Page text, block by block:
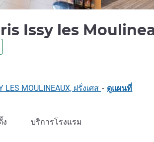
Issy les
MOULINEAUX, ฝรั่งเศส - ดูแผนที่
ง บริการโรงแรม